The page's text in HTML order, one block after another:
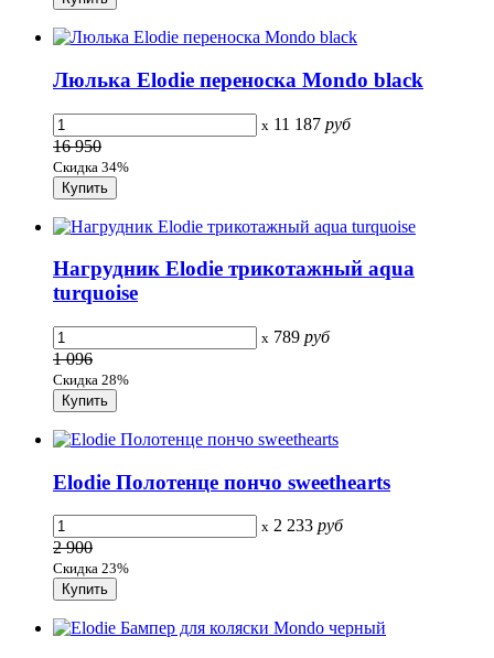
Люлька Elodie переноска Mondo black
x 11 187 руб
16 950
Скидка 34%
Нагрудник Elodie трикотажный aqua
turquoise
x 789 руб
1 096
Скидка 28%
Elodie Полотенце пончо sweethearts
x 2 233 руб
2 900
Скидка 23%